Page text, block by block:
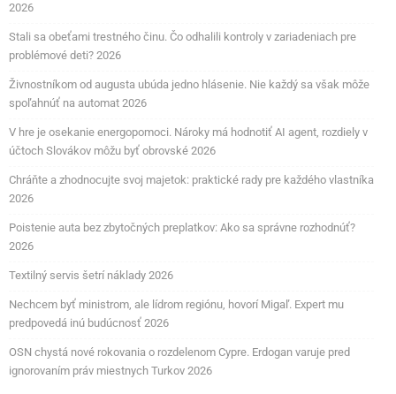
2026
Stali sa obeťami trestného činu. Čo odhalili kontroly v zariadeniach pre
problémové deti? 2026
Živnostníkom od augusta ubúda jedno hlásenie. Nie každý sa však môže
spoľahnúť na automat 2026
V hre je osekanie energopomoci. Nároky má hodnotiť AI agent, rozdiely v
účtoch Slovákov môžu byť obrovské 2026
Chráňte a zhodnocujte svoj majetok: praktické rady pre každého vlastníka
2026
Poistenie auta bez zbytočných preplatkov: Ako sa správne rozhodnúť?
2026
Textilný servis šetrí náklady 2026
Nechcem byť ministrom, ale lídrom regiónu, hovorí Migaľ. Expert mu
predpovedá inú budúcnosť 2026
OSN chystá nové rokovania o rozdelenom Cypre. Erdogan varuje pred
ignorovaním práv miestnych Turkov 2026